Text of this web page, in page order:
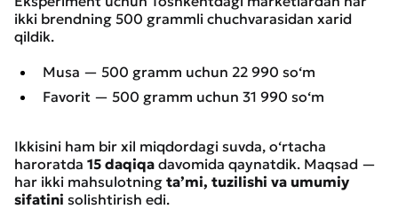
ikki brendning 500 grammli chuchvarasidan xarid
qildik.
Musa — 500 gramm uchun 22 990 so‘m
Favorit — 500 gramm uchun 31 990 so‘m
Ikkisini ham bir xil miqdordagi suvda, o‘rtacha
haroratda 15 daqiqa davomida qaynatdik. Maqsad —
har ikki mahsulotning ta’mi, tuzilishi va umumiy
sifatini solishtirish edi.